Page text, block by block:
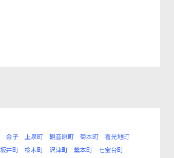
金子 上泉町 観音原町 菊本町
喜光地町
坂井町 桜木町 沢津町 繁本町
七宝台町